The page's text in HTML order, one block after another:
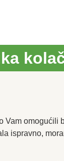
Vam omogućili
ispravno,